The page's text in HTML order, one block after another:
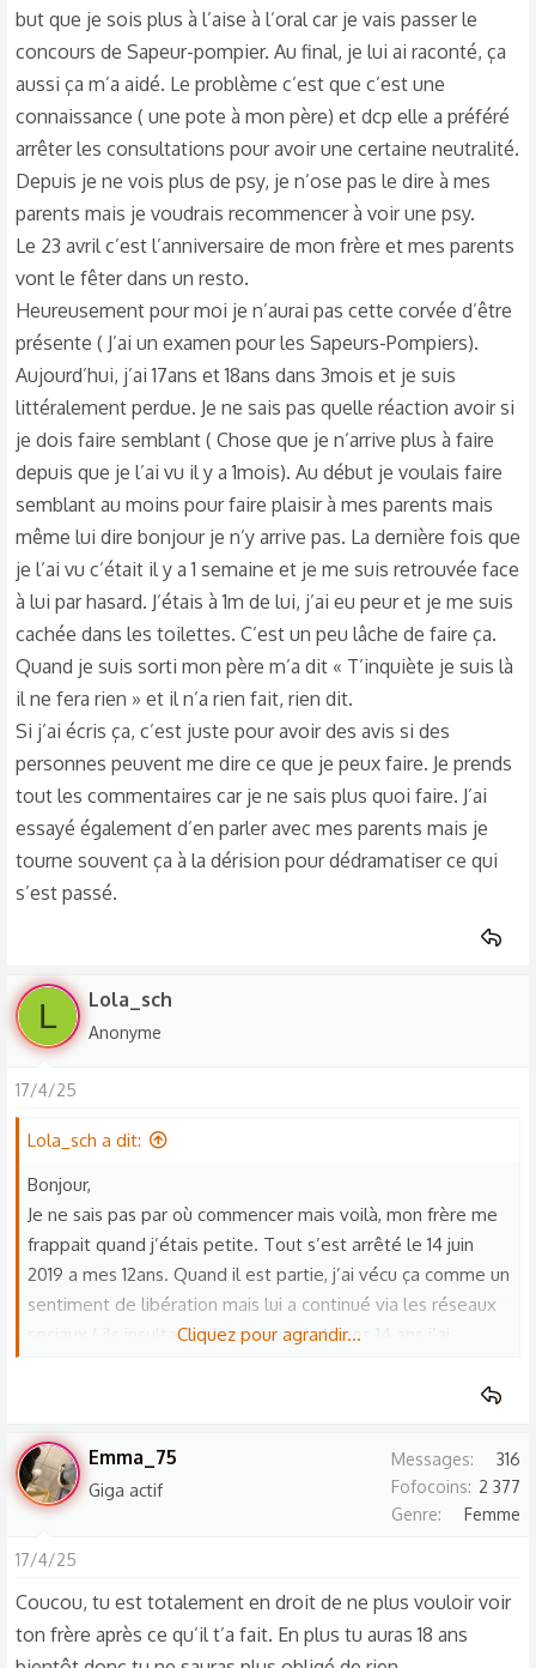
but que je sois plus à l’aise à l’oral car je vais passer le
concours de Sapeur-pompier. Au final, je lui ai raconté, ça
aussi ça m’a aidé. Le problème c’est que c’est une
connaissance ( une pote à mon père) et dcp elle a préféré
arrêter les consultations pour avoir une certaine neutralité.
Depuis je ne vois plus de psy, je n’ose pas le dire à mes
parents mais je voudrais recommencer à voir une psy.
Le 23 avril c’est l’anniversaire de mon frère et mes parents
vont le fêter dans un resto.
Heureusement pour moi je n’aurai pas cette corvée d’être
présente ( J’ai un examen pour les Sapeurs-Pompiers).
Aujourd’hui, j’ai 17ans et 18ans dans 3mois et je suis
littéralement perdue. Je ne sais pas quelle réaction avoir si
je dois faire semblant ( Chose que je n’arrive plus à faire
depuis que je l’ai vu il y a 1mois). Au début je voulais faire
semblant au moins pour faire plaisir à mes parents mais
même lui dire bonjour je n’y arrive pas. La dernière fois que
je l’ai vu c’était il y a 1 semaine et je me suis retrouvée face
à lui par hasard. J’étais à 1m de lui, j’ai eu peur et je me suis
cachée dans les toilettes. C’est un peu lâche de faire ça.
Quand je suis sorti mon père m’a dit « T’inquiète je suis là
il ne fera rien » et il n’a rien fait, rien dit.
Si j’ai écris ça, c’est juste pour avoir des avis si des
personnes peuvent me dire ce que je peux faire. Je prends
tout les commentaires car je ne sais plus quoi faire. J’ai
essayé également d’en parler avec mes parents mais je
tourne souvent ça à la dérision pour dédramatiser ce qui
s’est passé.
L Lola_sch
Anonyme
17/4/25
Lola_sch a dit:
Bonjour,
Je ne sais pas par où commencer mais voilà, mon frère me
frappait quand j’étais petite. Tout s’est arrêté le 14 juin
2019 a mes 12ans. Quand il est partie, j’ai vécu ça comme un
sentiment de libération mais lui a continué via les réseaux
sociaux ( ils insultaient les parents). A mes 14 ans j’ai
ça a été un peu la descente aux enfers (j’ai eu également
vouloir. En 2024, il a écrit une lettre d’une dizaine de pages
que j’ai lu en février 2025 et les destinataires étaient mes
parents (il avait dit qu’il ne voulait pas que je la lise mais je
de 4 pages, je lui dis tout ce que je pense de lui. Je ne lui
pas encore envoyé et jsp si je le ferais mais je me suis dis
que ça me ferait sûrement du bien. Mes parents ne sont
Cliquez pour agrandir...
Emma_75
Giga actif
Messages
316
Fofocoins
2 377
Genre
Femme
17/4/25
Coucou, tu est totalement en droit de ne plus vouloir voir
ton frère après ce qu’il t’a fait. En plus tu auras 18 ans